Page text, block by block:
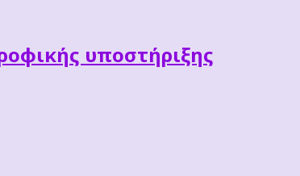
υποστήριξης